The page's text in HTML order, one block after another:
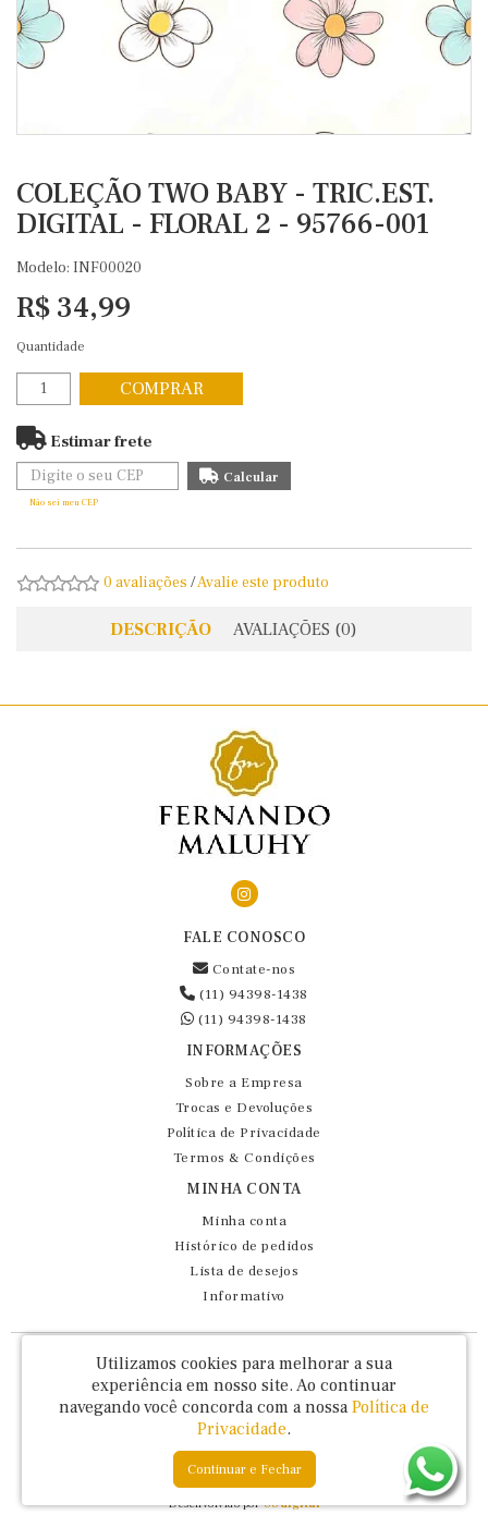
COLEÇÃO TWO BABY - TRIC.EST.
DIGITAL - FLORAL 2 - 95766-001
Modelo: INF00020
R$ 34,99
Quantidade
COMPRAR
Estimar frete
Não sei meu CEP
0 avaliações /Avalie este produto
DESCRIÇÃO AVALIAÇÕES (0)
FALE CONOSCO
Contate-nos
(11) 94398-1438
(11) 94398-1438
INFORMAÇÕES
Sobre a Empresa
Trocas e Devoluções
Política de Privacidade
Termos & Condições
MINHA CONTA
Minha conta
Histórico de pedidos
Lista de desejos
Informativo
Fernando Maluhy Cia Ltda - CNPJ: 60.458.825/0001-86
Rua Dr Euclydes da Cunha, 47 - Brás - São Paulo / SP - CEP 03016-030
Fernando Maluhy © 2026
Desenvolvido por88digital
Utilizamos cookies para melhorar a sua
experiência em nosso site. Ao continuar
navegando você concorda com a nossa Política de
Privacidade.
Continuar e Fechar